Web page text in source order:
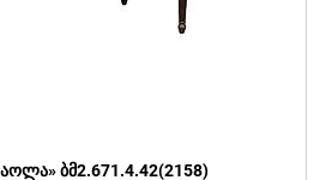
ბმ2.671.4.42(2158)